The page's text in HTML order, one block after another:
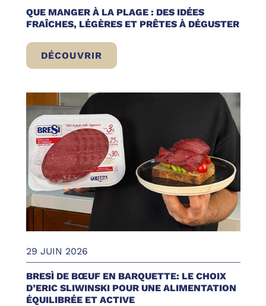
QUE MANGER À LA PLAGE : DES IDÉES
FRAÎCHES, LÉGÈRES ET PRÊTES À DÉGUSTER
DÉCOUVRIR
QUE MANGER À LA PLAGE : DES IDÉES
29 JUIN 2026
BRESÌ DE BŒUF EN BARQUETTE: LE CHOIX
D’ERIC SLIWINSKI POUR UNE ALIMENTATION
ÉQUILIBRÉE ET ACTIVE